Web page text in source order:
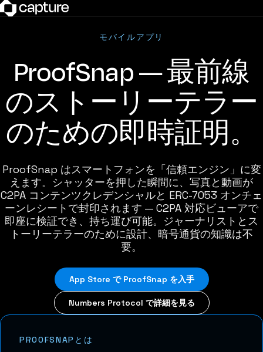
モバイルアプリ
ProofSnap — 最前線
のストーリーテラー
のための即時証明。
ProofSnap はスマートフォンを「信頼エンジン」に変
えます。シャッターを押した瞬間に、写真と動画が
C2PA コンテンツクレデンシャルと ERC-7053 オンチェ
ーンレシートで封印されます — C2PA 対応ビューアで
即座に検証でき、持ち運び可能。ジャーナリストとス
トーリーテラーのために設計、暗号通貨の知識は不
要。
App Store で ProofSnap を入手
Numbers Protocol で詳細を見る
PROOFSNAPとは